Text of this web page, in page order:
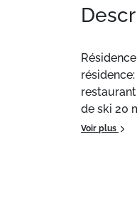
de ski 20
sont
Voir plus